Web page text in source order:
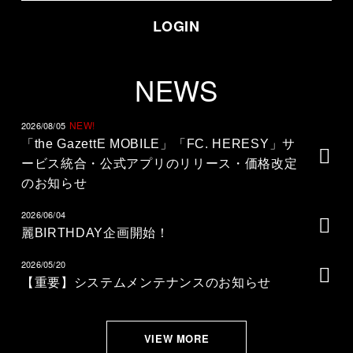
LOGIN
NEWS
2026/08/05
「the GazettE MOBILE」「FC. HERESY」サ
ービス統合・公式アプリのリリース・価格改定
のお知らせ
2026/06/04
麗BIRTHDAY企画開始！
2026/05/20
【重要】システムメンテナンスのお知らせ
VIEW MORE